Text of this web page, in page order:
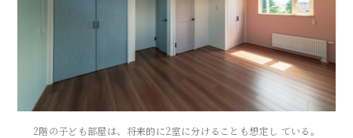
2階の子ども部屋は、将来的に2室に分けることも想定し ている。